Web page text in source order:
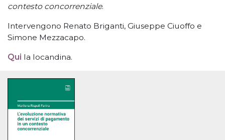
contesto concorrenziale.
Intervengono Renato Briganti, Giuseppe Ciuoffo e
Simone Mezzacapo.
Qui la locandina.